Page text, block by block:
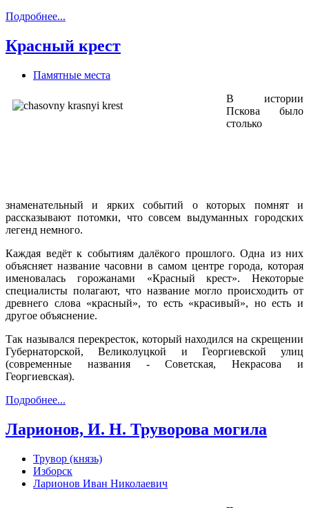
Подробнее...
Красный крест
Памятные места
В истории
Пскова было
столько
знаменательный и ярких событий о которых помнят и
рассказывают потомки, что совсем выдуманных городских
легенд немного.
Каждая ведёт к событиям далёкого прошлого. Одна из них
объясняет название часовни в самом центре города, которая
именовалась горожанами «Красный крест». Некоторые
специалисты полагают, что название могло происходить от
древнего слова «красный», то есть «красивый», но есть и
другое объяснение.
Так назывался перекресток, который находился на скрещении
Губернаторской, Великолуцкой и Георгиевской улиц
(современные названия - Советская, Некрасова и
Георгиевская).
Подробнее...
Ларионов, И. Н. Труворова могила
Трувор (князь)
Изборск
Ларионов Иван Николаевич